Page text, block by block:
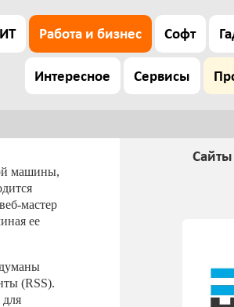
ИТ Работа и бизнес Софт
Интересное Сервисы
машины,
мастер
ее
(RSS).
для
Сайты